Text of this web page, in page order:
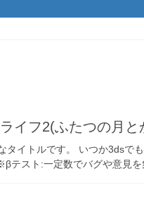
イフ2(ふたつの月
タイトルです。 いつか3dsで
テスト:一定数でバグや意見